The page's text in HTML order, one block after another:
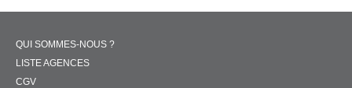
QUI SOMMES-NOUS ?
LISTE AGENCES
CGV